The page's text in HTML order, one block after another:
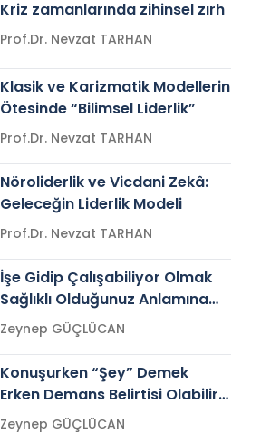
Kriz zamanlarında zihinsel zırh
Prof.Dr. Nevzat TARHAN
Klasik ve Karizmatik Modellerin
Ötesinde “Bilimsel Liderlik”
Prof.Dr. Nevzat TARHAN
Nöroliderlik ve Vicdani Zekâ:
Geleceğin Liderlik Modeli
Prof.Dr. Nevzat TARHAN
İşe Gidip Çalışabiliyor Olmak
Sağlıklı Olduğunuz Anlamına
Gelir mi?Zeynep GÜÇLÜCAN
Konuşurken “Şey” Demek
Erken Demans Belirtisi Olabilir
mi?
Zeynep GÜÇLÜCAN